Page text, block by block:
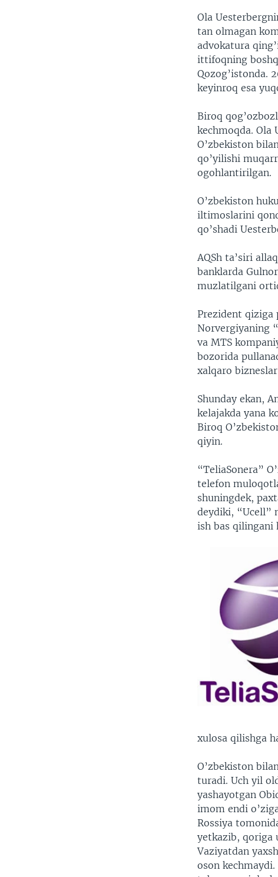
Ola
tan olmagan
advokatura
ittifoqning
Qozog’istonda.
keyinroq esa
Biroq
kechmoqda. Ola
O’zbekiston
qo’yilishi
ogohlantirilgan.
O’zbekiston
iltimoslarini
qo’shadi
AQSh ta’siri
banklarda
muzlatilgani
Prezident qiziga
Norvergiyaning
va MTS
bozorida
xalqaro
Shunday ekan,
kelajakda yana
Biroq
qiyin.
“TeliaSonera”
telefon
shuningdek,
deydiki, “Ucell”
ish bas qilingani
xulosa qilishga
O’zbekiston
turadi. Uch yil
yashayotgan
imom endi
Rossiya
yetkazib, qoriga
Vaziyatdan
oson